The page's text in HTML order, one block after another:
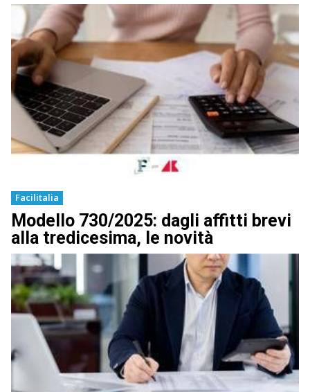
Facilitalia
Modello 730/2025: dagli affitti brevi
alla tredicesima, le novità